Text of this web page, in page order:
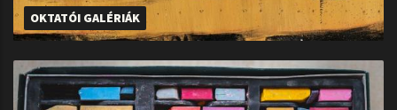
OKTATÓI GALÉRIÁK